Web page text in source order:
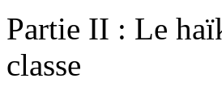
Partie II : Le
classe